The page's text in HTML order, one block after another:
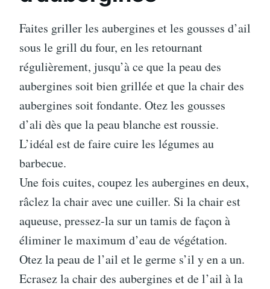
Faites griller les aubergines et les gousses d’ail
sous le grill du four, en les retournant
régulièrement, jusqu’à ce que la peau des
aubergines soit bien grillée et que la chair des
aubergines soit fondante. Otez les gousses
d’ali dès que la peau blanche est roussie.
L’idéal est de faire cuire les légumes au
barbecue.
Une fois cuites, coupez les aubergines en deux,
râclez la chair avec une cuiller. Si la chair est
aqueuse, pressez-la sur un tamis de façon à
éliminer le maximum d’eau de végétation.
Otez la peau de l’ail et le germe s’il y en a un.
Ecrasez la chair des aubergines et de l’ail à la